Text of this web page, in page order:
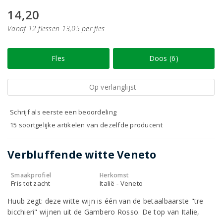
14,20
Vanaf 12 flessen 13,05 per fles
Fles Doos (6)
Op verlanglijst
Schrijf als eerste een beoordeling
15 soortgelijke artikelen van dezelfde producent
Verbluffende witte Veneto
Smaakprofiel
Fris tot zacht
Herkomst
Italië - Veneto
Huub zegt: deze witte wijn is één van de betaalbaarste "tre
bicchieri" wijnen uit de Gambero Rosso. De top van Italie,